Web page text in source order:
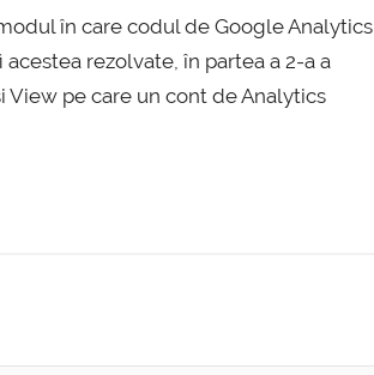
în care codul de Google Analytics
rezolvate, în partea a 2-a a
pe care un cont de Analytics